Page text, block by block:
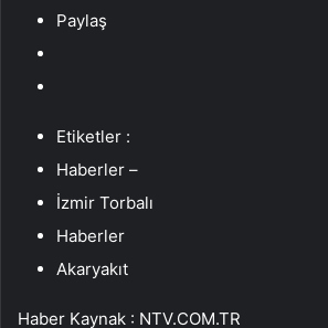
Paylaş
Etiketler :
Haberler –
İzmir Torbalı
Haberler
Akaryakıt
Haber Kaynak : NTV.COM.TR